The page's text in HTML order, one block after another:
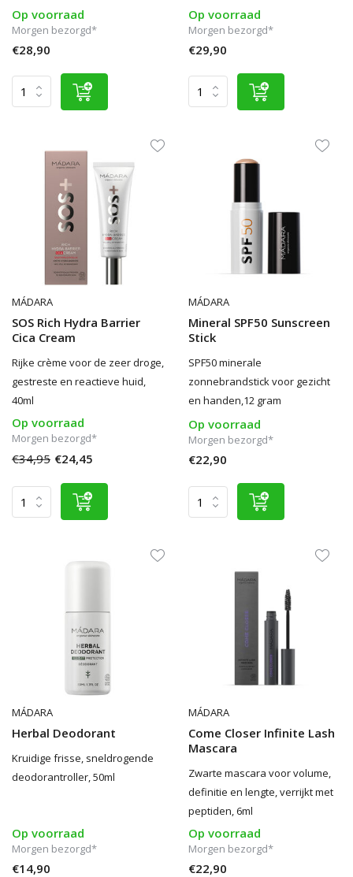
Op voorraad
Morgen bezorgd*
€28,90
Op voorraad
Morgen bezorgd*
€29,90
MÁDARA
SOS Rich Hydra Barrier
Cica Cream
Rijke crème voor de zeer droge,
gestreste en reactieve huid,
40ml
Op voorraad
Morgen bezorgd*
€34,95 €24,45
MÁDARA
Mineral SPF50 Sunscreen
Stick
SPF50 minerale
zonnebrandstick voor gezicht
en handen,12 gram
Op voorraad
Morgen bezorgd*
€22,90
MÁDARA
Herbal Deodorant
Kruidige frisse, sneldrogende
deodorantroller, 50ml
Op voorraad
Morgen bezorgd*
€14,90
MÁDARA
Come Closer Infinite Lash
Mascara
Zwarte mascara voor volume,
definitie en lengte, verrijkt met
peptiden, 6ml
Op voorraad
Morgen bezorgd*
€22,90